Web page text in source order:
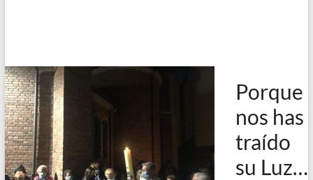
Porque
nos has
traído
su Luz…